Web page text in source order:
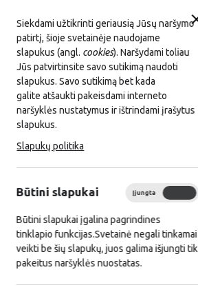
Siekdami užtikrinti geriausią Jūsų naršymo
patirtį, šioje svetainėje naudojame
slapukus (angl. cookies). Naršydami toliau
Jūs patvirtinsite savo sutikimą naudoti
slapukus. Savo sutikimą bet kada
galite atšaukti pakeisdami interneto
naršyklės nustatymus ir ištrindami įrašytus
slapukus.
Slapukų politika
Būtini slapukai Įjungta
Būtini slapukai įgalina pagrindines
tinklapio funkcijas.Svetainė negali tinkamai
veikti be šių slapukų, juos galima išjungti tik
pakeitus naršyklės nuostatas.
Titulinis
Metai